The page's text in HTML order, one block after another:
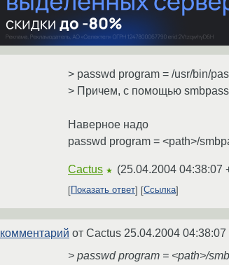
> passwd program = /usr/bin/
> Причем, с помощью
Наверное надо
passwd program = <path>/
Cactus ★ (25.04.2004 04:38:07
Показать ответ Ссылка
комментарий от Cactus 25.04.2004 04:38:07
> passwd program = <path>/